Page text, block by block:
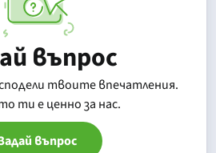
въпрос
твоите впечатления.
ти е ценно за нас.
въпрос